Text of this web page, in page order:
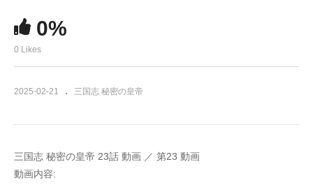
0%
0 Likes
2025-02-21 三国志 秘密の皇帝
三国志 秘密の皇帝 23話 動画 ／ 第23 動画
動画内容: